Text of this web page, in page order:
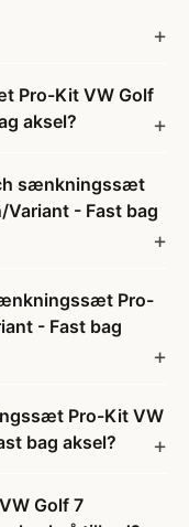
Pro-Kit VW Golf
aksel?
sænkningssæt
Variant - Fast bag
Pro-
- Fast bag
Pro-Kit VW
bag aksel?
Golf 7